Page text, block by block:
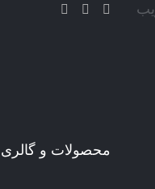
محصولات و گالری